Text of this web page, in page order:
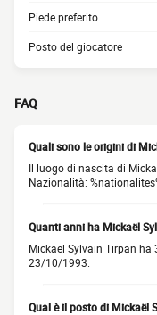
Piede preferito
Posto del giocatore
FAQ
Quali sono le origini di
Il luogo di nascita di
Nazionalità:
Quanti anni ha Mickaël
Mickaël Sylvain Tirpan
23/10/1993.
Qual è il posto di Mickaël